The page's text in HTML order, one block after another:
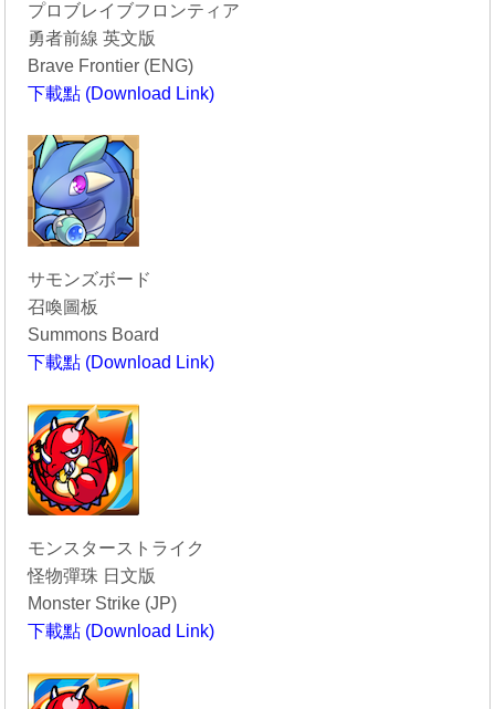
プロブレイブフロンティア
勇者前線 英文版
Brave Frontier (ENG)
下載點 (Download Link)
サモンズボード
召喚圖板
Summons Board
下載點 (Download Link)
モンスターストライク
怪物彈珠 日文版
Monster Strike (JP)
下載點 (Download Link)